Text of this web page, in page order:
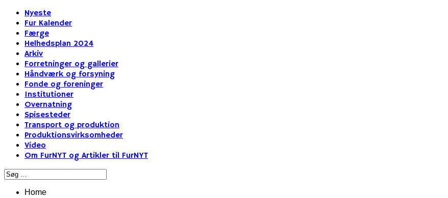
Nyeste
Fur Kalender
Færge
Helhedsplan 2024
Arkiv
Forretninger og gallerier
Håndværk og forsyning
Fonde og foreninger
Institutioner
Overnatning
Spisesteder
Transport og produktion
Produktionsvirksomheder
Video
Om FurNYT og Artikler til FurNYT
Home